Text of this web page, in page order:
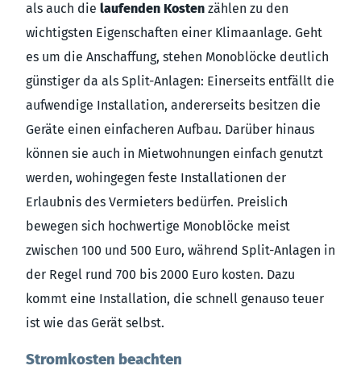
als auch die laufenden Kosten zählen zu den
wichtigsten Eigenschaften einer Klimaanlage. Geht
es um die Anschaffung, stehen Monoblöcke deutlich
günstiger da als Split-Anlagen: Einerseits entfällt die
aufwendige Installation, andererseits besitzen die
Geräte einen einfacheren Aufbau. Darüber hinaus
können sie auch in Mietwohnungen einfach genutzt
werden, wohingegen feste Installationen der
Erlaubnis des Vermieters bedürfen. Preislich
bewegen sich hochwertige Monoblöcke meist
zwischen 100 und 500 Euro, während Split-Anlagen in
der Regel rund 700 bis 2000 Euro kosten. Dazu
kommt eine Installation, die schnell genauso teuer
ist wie das Gerät selbst.
Stromkosten beachten